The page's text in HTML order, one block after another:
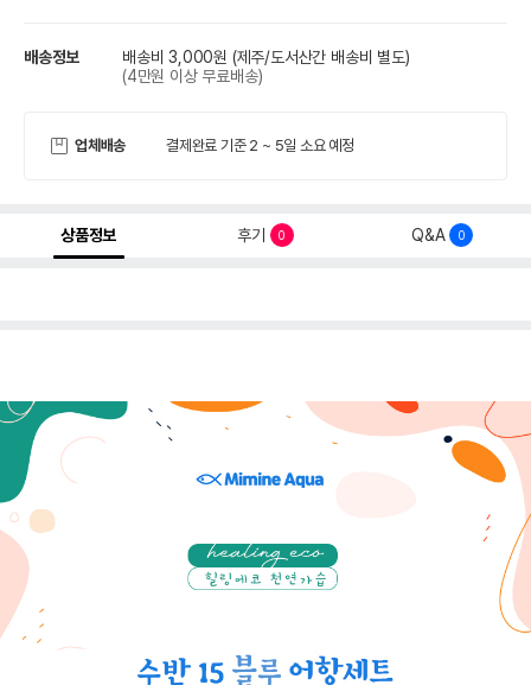
배송정보 배송비 3,000원 (제주/도서산간 배송비 별도)
(4만원 이상 무료배송)
업체배송 결제완료 기준 2 ~ 5일 소요 예정
상품정보 후기 0 Q&A 0